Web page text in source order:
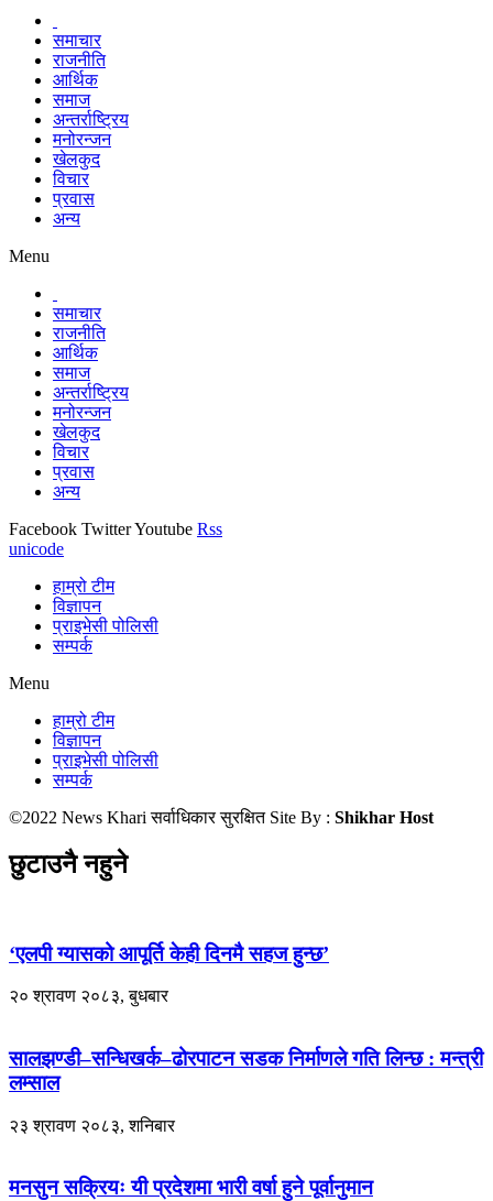
समाचार
राजनीति
आर्थिक
समाज
अन्तर्राष्ट्रिय
मनोरन्जन
खेलकुद
विचार
प्रवास
अन्य
Menu
समाचार
राजनीति
आर्थिक
समाज
अन्तर्राष्ट्रिय
मनोरन्जन
खेलकुद
विचार
प्रवास
अन्य
Facebook TwitterYoutube Rss
unicode
हाम्रो टीम
विज्ञापन
प्राइभेसी पोलिसी
सम्पर्क
Menu
हाम्रो टीम
विज्ञापन
प्राइभेसी पोलिसी
सम्पर्क
©2022 News Khari सर्वाधिकार सुरक्षित Site By : Shikhar Host
छुटाउनै नहुने
‘एलपी ग्यासको आपूर्ति केही दिनमै सहज हुन्छ’
२० श्रावण २०८३, बुधबार
सालझण्डी–सन्धिखर्क–ढोरपाटन सडक निर्माणले गति लिन्छ : मन्त्री
लम्साल
२३ श्रावण २०८३, शनिबार
मनसुन सक्रियः यी प्रदेशमा भारी वर्षा हुने पूर्वानुमान